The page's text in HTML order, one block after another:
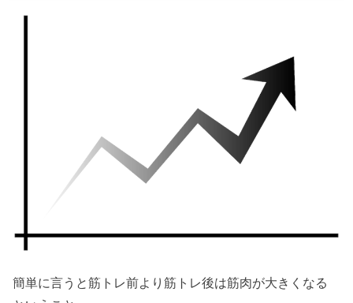
簡単に言うと筋トレ前より筋トレ後は筋肉が大きくなる